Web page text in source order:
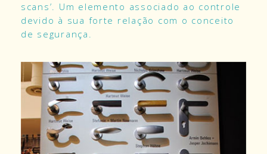
scans’. Um elemento associado ao controle
devido à sua forte relação com o conceito
de segurança.